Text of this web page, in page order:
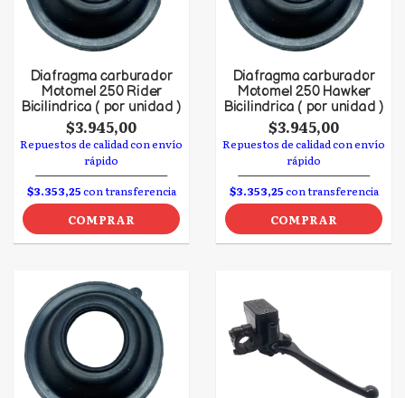
Diafragma carburador
Motomel 250 Rider
Bicilindrica ( por unidad )
$3.945,00
Repuestos de calidad con envío
rápido
$3.353,25con transferencia
COMPRAR
Diafragma carburador
Motomel 250 Hawker
Bicilindrica ( por unidad )
$3.945,00
Repuestos de calidad con envío
rápido
$3.353,25con transferencia
COMPRAR